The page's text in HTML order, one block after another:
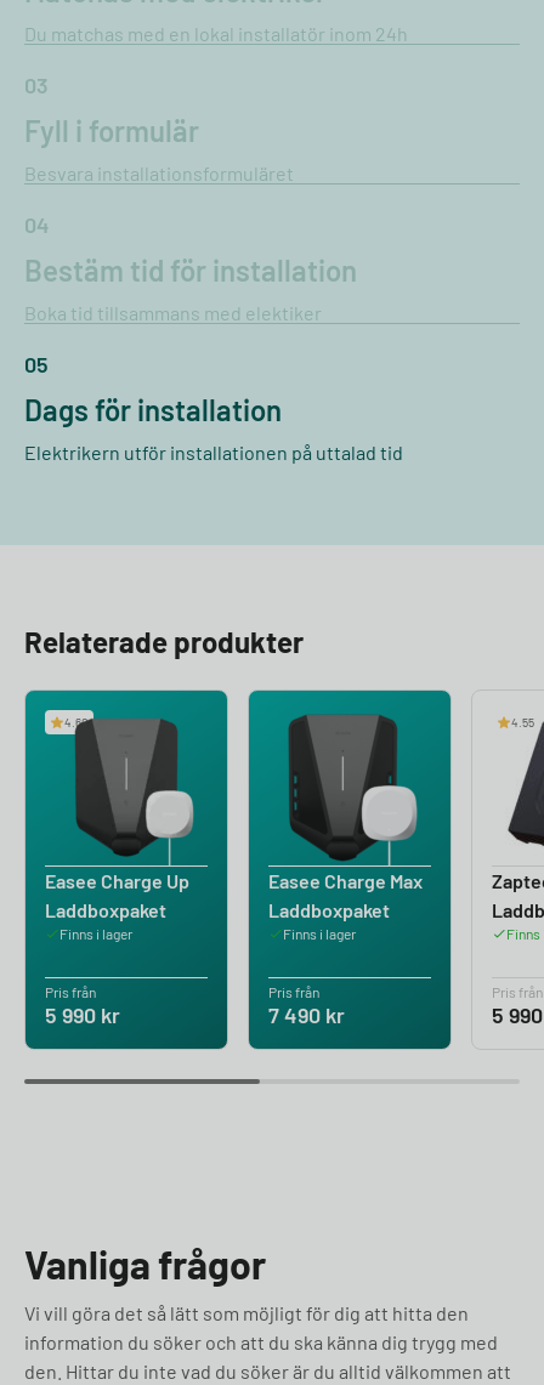
Du matchas med en lokal installatör inom 24h
03
Fyll i formulär
Besvara installationsformuläret
04
Bestäm tid för installation
Boka tid tillsammans med elektiker
05
Dags för installation
Elektrikern utför installationen på uttalad tid
Relaterade produkter
4.60
Easee Charge Up
Laddboxpaket
Finns i lager
Pris från
5 990 kr
Easee Charge Max
Laddboxpaket
Finns i lager
Pris från
7 490 kr
4.55
Finns
Pris från
5
Vanliga frågor
Vi vill göra det så lätt som möjligt för dig att hitta den
information du söker och att du ska känna dig trygg med
den. Hittar du inte vad du söker är du alltid välkommen att